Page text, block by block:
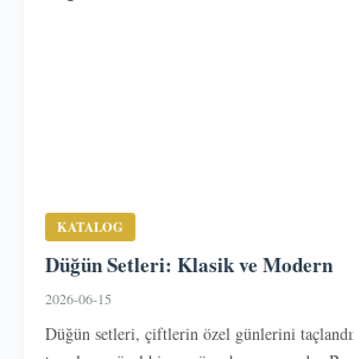
KATALOG
Düğün Setleri: Klasik ve Modern
2026-06-15
Düğün setleri, çiftlerin özel günlerini